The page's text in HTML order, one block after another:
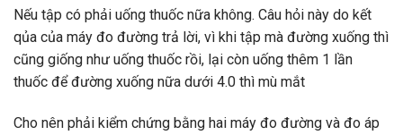
Nếu tập có phải uống thuốc nữa không. Câu hỏi này do kết
qủa của máy đo đường trả lời, vì khi tập mà đường xuống thì
cũng giống như uống thuốc rồi, lại còn uống thêm 1 lần
thuốc để đường xuống nữa dưới 4.0 thì mù mắt
Cho nên phải kiểm chứng bằng hai máy đo đường và đo áp